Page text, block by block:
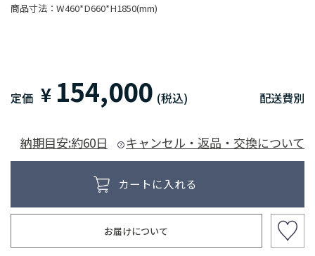
商品寸法： W460*D660*H1850(mm)
定価 ¥ 154,000 (税込) 配送費別
納期目安:約60日 キャンセル・返品・交換について
お届けについて